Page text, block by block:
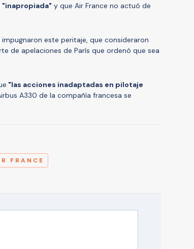
"inapropiada" y que Air France no actuó de
este peritaje, que consideraron
de apelaciones de París que ordenó que sea
"las acciones inadaptadas en pilotaje
A330 de la compañía francesa se
FRANCE